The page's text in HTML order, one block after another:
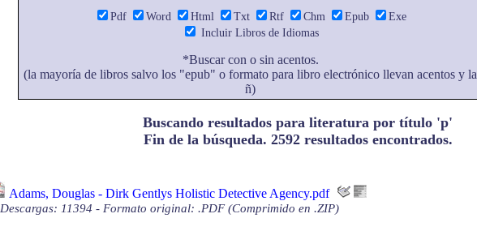
Pdf Word Html Txt Rtf Chm Epub
Exe
Incluir Libros de Idiomas
*Buscar con o sin acentos.
(la mayoría de libros salvo los "epub" o formato para libro electrónico llevan acentos y la
ñ)
Buscando resultados para literatura por título 'p'
Fin de la búsqueda. 2592 resultados encontrados.
Adams, Douglas - Dirk Gentlys Holistic Detective Agency.pdf
Descargas: 11394 - Formato original: .PDF (Comprimido en .ZIP)